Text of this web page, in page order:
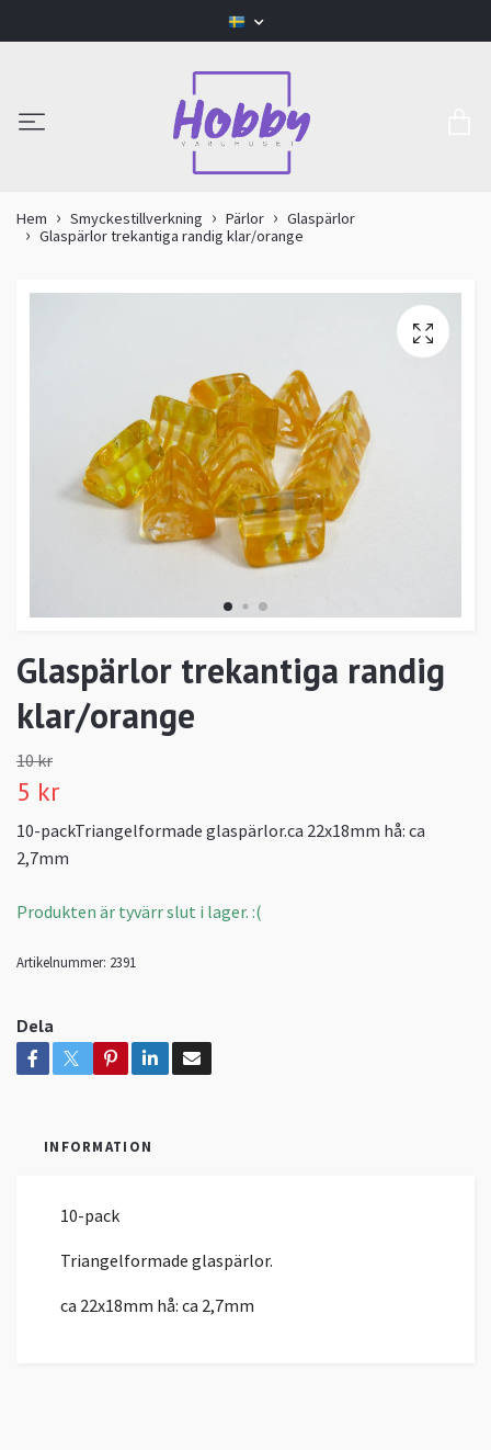
Hem Smyckestillverkning Pärlor
Glaspärlor
Glaspärlor trekantiga randig klar/orange
Glaspärlor trekantiga randig
klar/orange
10 kr
5 kr
10-packTriangelformade glaspärlor.ca 22x18mm hå: ca
2,7mm
Produkten är tyvärr slut i lager. :(
Artikelnummer: 2391
Dela
INFORMATION
10-pack
Triangelformade glaspärlor.
ca 22x18mm hå: ca 2,7mm